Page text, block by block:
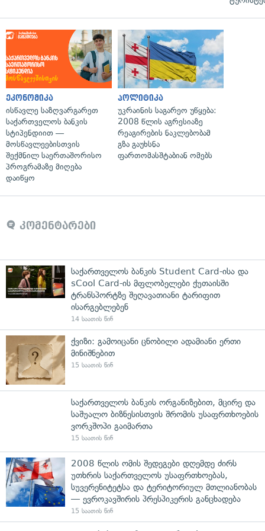
ეკონომიკა
ისწავლე საზღვარგარეთ
საქართველოს ბანკის
სტიპენდიით —
მოსწავლეებისთვის
შექმნილ საერთაშორისო
პროგრამაზე მიღება
დაიწყო
პოლიტიკა
უკრაინის საგარეო უწყება:
2008 წლის აგრესიაზე
რეაგირების ნაკლებობამ
გზა გაუხსნა
ფართომასშტაბიან ომებს
კომენტარები
საქართველოს ბანკის Student Card-ისა და
sCool Card-ის მფლობელები ქუთაისში
ტრანსპორტზე შეღავათიანი ტარიფით
ისარგებლებენ
14 საათის წინ
ქვიზი: გამოიცანი ცნობილი ადამიანი ერთი
მინიშნებით
15 საათის წინ
საქართველოს ბანკის ორგანიზებით, მცირე და
საშუალო ბიზნესისთვის შრომის უსაფრთხოების
ვორკშოპი გაიმართა
15 საათის წინ
2008 წლის ომის შედეგები დღემდე ძირს
უთხრის საქართველოს უსაფრთხოებას,
სუვერენიტეტსა და ტერიტორიულ მთლიანობას
— ევროკავშირის პრესპიკერის განცხადება
15 საათის წინ